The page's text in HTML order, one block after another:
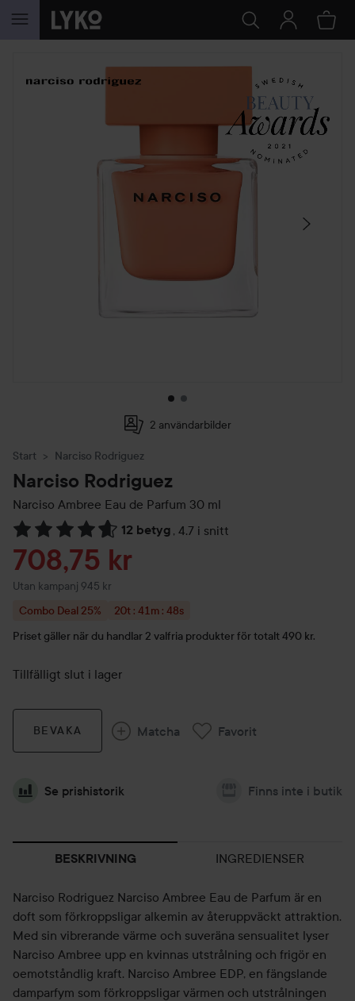
HOPPA TILL INNEHÅLLET
HOPPA ÖVER SEKTIONEN
2 användarbilder
Start Narciso Rodriguez
Narciso Rodriguez
Narciso Ambree Eau de Parfum 30 ml
12 betyg , 4.7 i snitt
Hoppa till Betyg & kommentarer
Reapris
708,75 kr
Utan kampanj 945 kr
Combo Deal 25%
Priset gäller i: 20 timmar, 41 minuter och 47
20t : 41m : 47s
Priset gäller när du handlar 2 valfria produkter för totalt 490 kr.
Tillfälligt slut i lager
BEVAKA Matcha Favorit
Se prishistorik Finns inte i butik
BESKRIVNING INGREDIENSER
Narciso Rodriguez Narciso Ambree Eau de Parfum är en
doft som förkroppsligar alkemin av återuppväckt attraktion.
Med sin vibrerande värme och suveräna sensualitet lyser
Narciso Ambree upp en kvinnas utstrålning och frigör en
oemotståndlig kraft. Narciso Ambree EDP, en fängslande
damparfym som förkroppsligar värmen och utstrålningen